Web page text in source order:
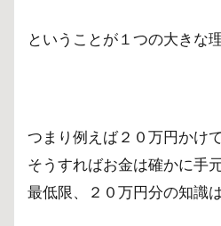
ということが１つの大きな理
つまり例えば２０万円かけ
そうすればお金は確かに手
最低限、２０万円分の知識は